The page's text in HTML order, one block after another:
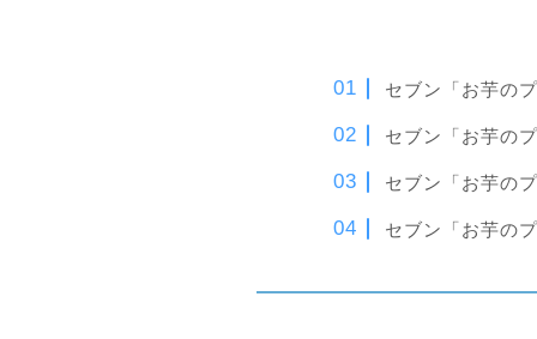
セブン「お芋の
セブン「お芋の
セブン「お芋の
セブン「お芋の